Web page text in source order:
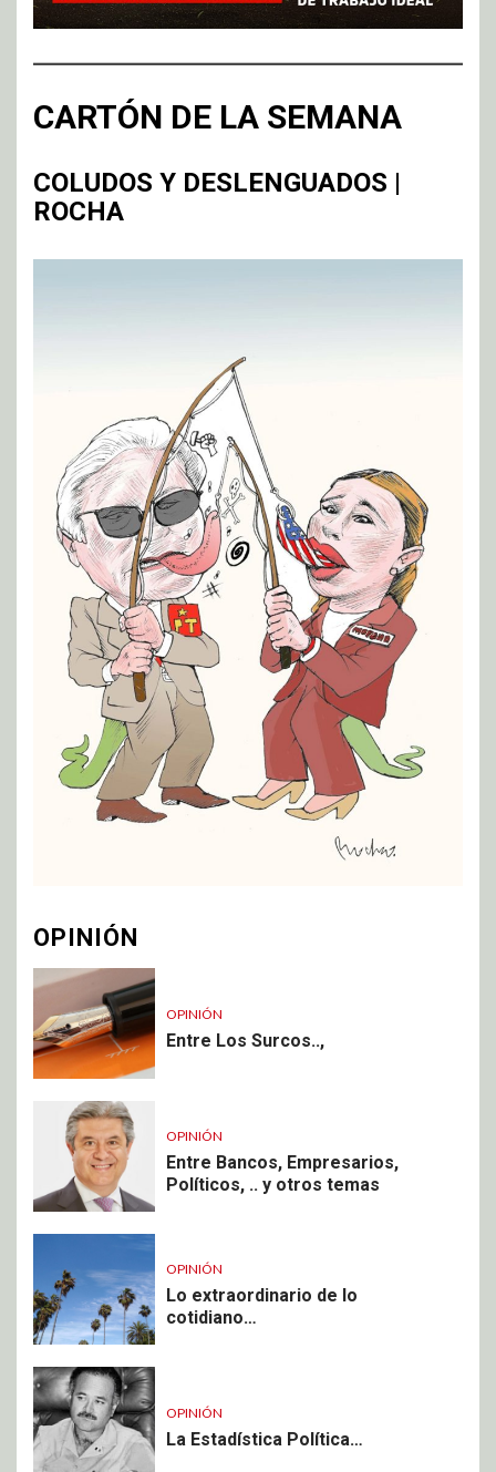
CARTÓN DE LA SEMANA
COLUDOS Y DESLENGUADOS |
ROCHA
OPINIÓN
OPINIÓN
Entre Los Surcos..,
OPINIÓN
Entre Bancos, Empresarios,
Políticos, .. y otros temas
OPINIÓN
Lo extraordinario de lo
cotidiano…
OPINIÓN
La Estadística Política…